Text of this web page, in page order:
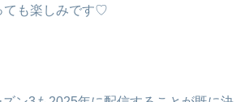
ても楽しみです♡